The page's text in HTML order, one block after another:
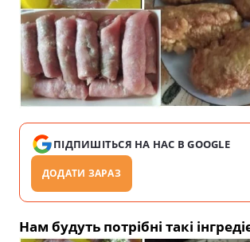
ПІДПИШІТЬСЯ НА НАС В GOOGLE
ДОДАТИ ЗАРАЗ
Нам будуть потрібні такі